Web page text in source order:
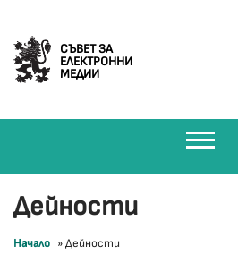
СЪВЕТ ЗА
ЕЛЕКТРОННИ
МЕДИИ
Дейности
Начало »Дейности